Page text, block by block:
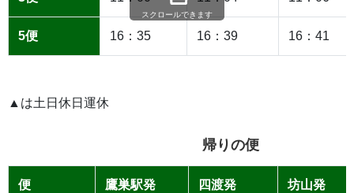
5便 16：35 16：39 16：41
スクロールできます
▲は土日休日運休
帰りの便
便 鷹巣駅発 四渡発 坊山発